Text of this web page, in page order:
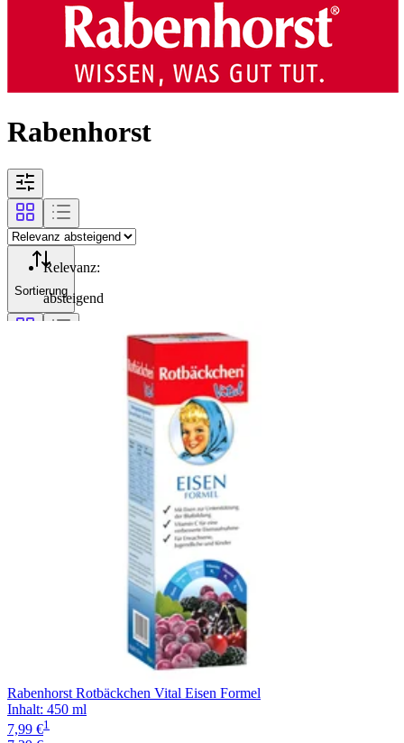
Rabenhorst
Sortierung
Relevanz:
absteigend
Rabenhorst Rotbäckchen Vital Eisen Formel
Inhalt: 450 ml
7,99 €1